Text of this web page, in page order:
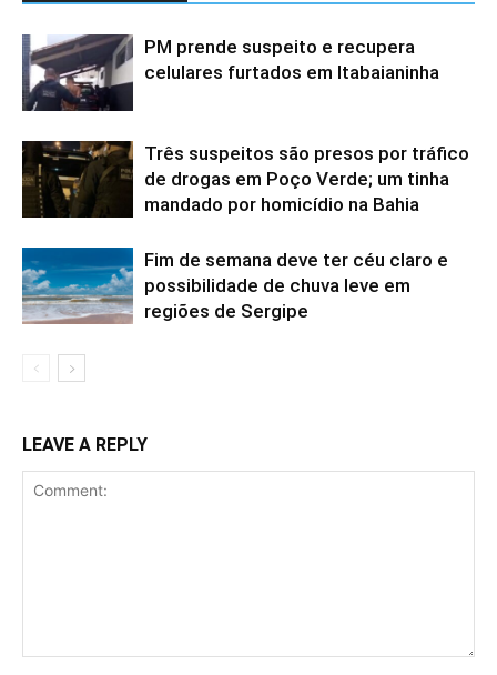
PM prende suspeito e recupera
celulares furtados em Itabaianinha
Três suspeitos são presos por tráfico
de drogas em Poço Verde; um tinha
mandado por homicídio na Bahia
Fim de semana deve ter céu claro e
possibilidade de chuva leve em
regiões de Sergipe
LEAVE A REPLY